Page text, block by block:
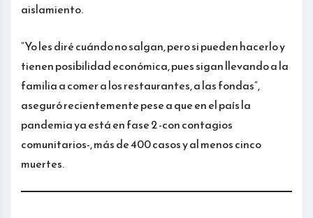
aislamiento.
“Yo les diré cuándo no salgan, pero si pueden hacerlo y
tienen posibilidad económica, pues sigan llevando a la
familia a comer a los restaurantes, a las fondas”,
aseguró recientemente pese a que en el país la
pandemia ya está en fase 2 -con contagios
comunitarios-, más de 400 casos y al menos cinco
muertes.